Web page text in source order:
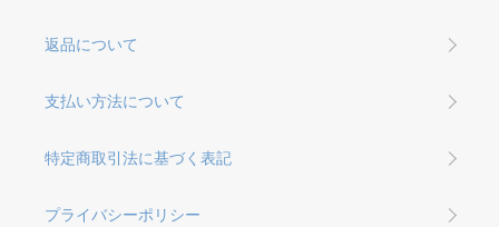
返品について
支払い方法について
特定商取引法に基づく表記
プライバシーポリシー